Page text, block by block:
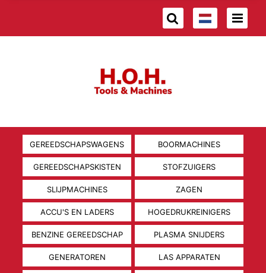
GEREEDSCHAPSWAGENS BOORMACHINES
GEREEDSCHAPSKISTEN STOFZUIGERS
SLIJPMACHINES ZAGEN
ACCU'S EN LADERS HOGEDRUKREINIGERS
BENZINE GEREEDSCHAP PLASMA SNIJDERS
GENERATOREN LAS APPARATEN